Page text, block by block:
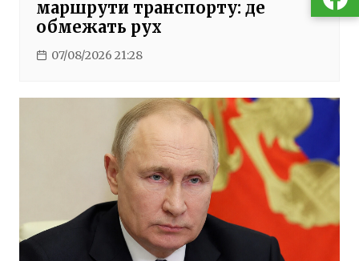
маршрути транспорту: де
обмежать рух
07/08/2026 21:28